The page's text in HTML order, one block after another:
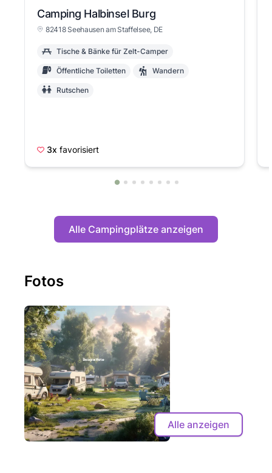
Camping Halbinsel Burg
82418 Seehausen am Staffelsee, DE
Tische & Bänke für Zelt-Camper
Öffentliche Toiletten Wandern
Rutschen
3x favorisiert
Alle Campingplätze anzeigen
Fotos
Alle anzeigen